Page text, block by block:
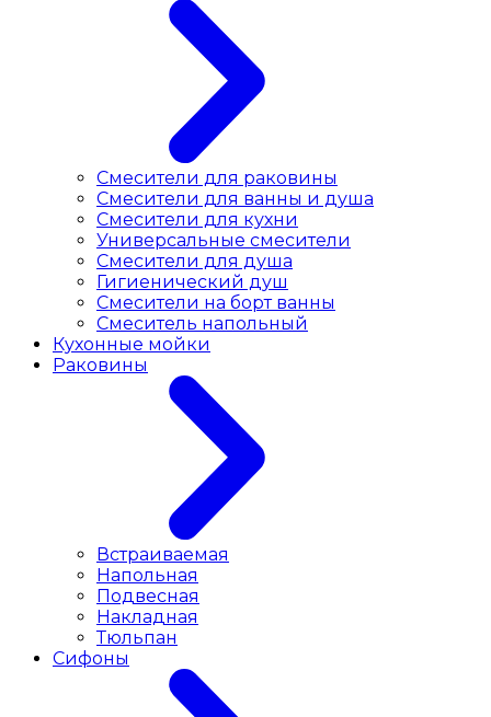
Смесители для раковины
Cмесители для ванны и душа
Смесители для кухни
Универсальные смесители
Смесители для душа
Гигиенический душ
Смесители на борт ванны
Смеситель напольный
Кухонные мойки
Раковины
Встраиваемая
Напольная
Подвесная
Накладная
Тюльпан
Сифоны